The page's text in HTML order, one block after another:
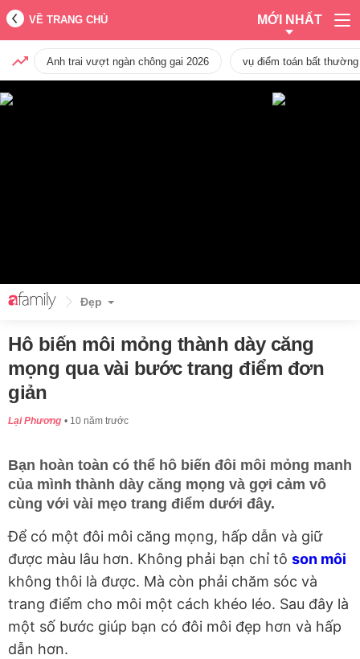
VỀ TRANG CHỦ MỚI NHẤT
Anh trai vượt ngàn chông gai 2026 vụ điểm toán bất
Đẹp
Hô biến môi mỏng thành dày căng
mọng qua vài bước trang điểm đơn
giản
Lại Phương 10 năm trước
Bạn hoàn toàn có thể hô biến đôi môi mỏng manh
của mình thành dày căng mọng và gợi cảm vô
cùng với vài mẹo trang điểm dưới đây.
Để có một đôi môi căng mọng, hấp dẫn và giữ
được màu lâu hơn. Không phải bạn chỉ tô son môi
không thôi là được. Mà còn phải chăm sóc và
trang điểm cho môi một cách khéo léo. Sau đây là
một số bước giúp bạn có đôi môi đẹp hơn và hấp
dẫn hơn.